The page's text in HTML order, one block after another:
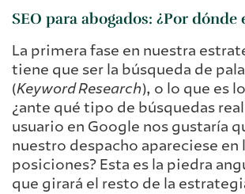
SEO para abogados: ¿Por dónde
La primera fase en nuestra
tiene que ser la búsqueda de
(Keyword Research), o lo que es
¿ante qué tipo de búsquedas
usuario en Google nos gustaría
nuestro despacho apareciese en
posiciones? Esta es la piedra
que girará el resto de la